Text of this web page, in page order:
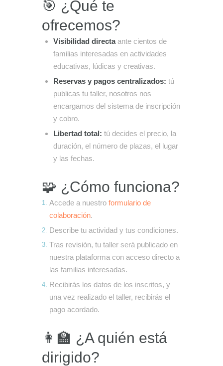
🎯 ¿Qué te
ofrecemos?
Visibilidad directaante cientos de
familias interesadas en actividades
educativas, lúdicas y creativas.
Reservas y pagos centralizados: tú
publicas tu taller, nosotros nos
encargamos del sistema de inscripción
y cobro.
Libertad total: tú decides el precio, la
duración, el número de plazas, el lugar
y las fechas.
🧩 ¿Cómo funciona?
Accede a nuestro formulario de
colaboración.
Describe tu actividad y tus condiciones.
Tras revisión, tu taller será publicado en
nuestra plataforma con acceso directo a
las familias interesadas.
Recibirás los datos de los inscritos, y
una vez realizado el taller, recibirás el
pago acordado.
👩‍🏫 ¿A quién está
dirigido?